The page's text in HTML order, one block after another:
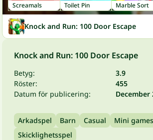
Screamals Toilet Pin Marble Sort
Knock and Run: 100 Door Escape
Knock and Run: 100 Door Escape
Betyg:
3.9
Röster:
455
Datum för publicering:
December
Arkadspel Barn Casual Mini games
Skicklighetsspel